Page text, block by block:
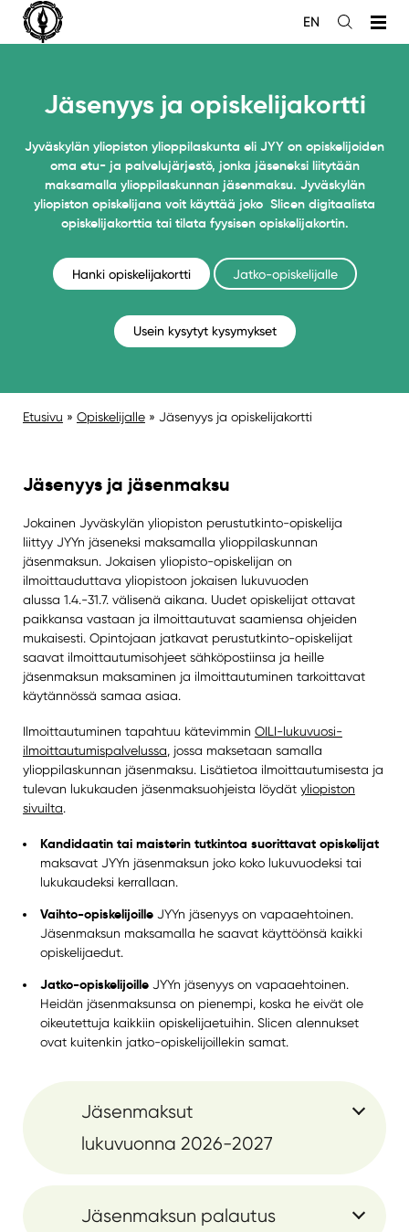
Siirry
sisältöön
Avaa
EN
Etusivu » Opiskelijalle» Jäsenyys ja opiskelijakortti
Jäsenyys ja opiskelijakortti
Jyväskylän yliopiston ylioppilaskunta eli JYY on opiskelijoiden
oma etu- ja palvelujärjestö, jonka jäseneksi liitytään
maksamalla ylioppilaskunnan jäsenmaksu. Jyväskylän
yliopiston opiskelijana voit käyttää joko Slicen digitaalista
opiskelijakorttia tai tilata fyysisen opiskelijakortin.
Hanki opiskelijakortti Jatko-opiskelijalle
Usein kysytyt kysymykset
Jäsenyys ja jäsenmaksu
Jokainen Jyväskylän yliopiston perustutkinto-opiskelija
liittyy JYYn jäseneksi maksamalla ylioppilaskunnan
jäsenmaksun. Jokaisen yliopisto-opiskelijan on
ilmoittauduttava yliopistoon jokaisen lukuvuoden
alussa 1.4.-31.7. välisenä aikana. Uudet opiskelijat ottavat
paikkansa vastaan ja ilmoittautuvat saamiensa ohjeiden
mukaisesti. Opintojaan jatkavat perustutkinto-opiskelijat
saavat ilmoittautumisohjeet sähköpostiinsa ja heille
jäsenmaksun maksaminen ja ilmoittautuminen tarkoittavat
käytännössä samaa asiaa.
Ilmoittautuminen tapahtuu kätevimmin OILI-lukuvuosi-
ilmoittautumispalvelussa, jossa maksetaan samalla
ylioppilaskunnan jäsenmaksu. Lisätietoa ilmoittautumisesta ja
tulevan lukukauden jäsenmaksuohjeista löydät yliopiston
sivuilta.
Kandidaatin tai maisterin tutkintoa suorittavat opiskelijat
maksavat JYYn jäsenmaksun joko koko lukuvuodeksi tai
lukukaudeksi kerrallaan.
Vaihto-opiskelijoille JYYn jäsenyys on vapaaehtoinen.
Jäsenmaksun maksamalla he saavat käyttöönsä kaikki
opiskelijaedut.
Jatko-opiskelijoille JYYn jäsenyys on vapaaehtoinen.
Heidän jäsenmaksunsa on pienempi, koska he eivät ole
oikeutettuja kaikkiin opiskelijaetuihin. Slicen alennukset
ovat kuitenkin jatko-opiskelijoillekin samat.
Jäsenmaksut
lukuvuonna 2026-2027
Jäsenmaksun palautus